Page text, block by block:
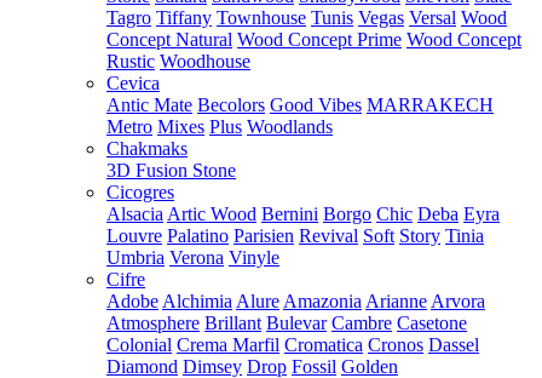
Tagro Tiffany Townhouse Tunis Vegas Versal Wood
Concept Natural Wood Concept Prime Wood Concept
Rustic Woodhouse
Cevica
Antic Mate Becolors Good Vibes MARRAKECH
Metro Mixes Plus Woodlands
Chakmaks
3D Fusion Stone
Cicogres
Alsacia Artic Wood Bernini Borgo Chic Deba Eyra
Louvre Palatino Parisien Revival Soft Story Tinia
Umbria Verona Vinyle
Cifre
Adobe Alchimia Alure Amazonia Arianne Arvora
Atmosphere Brillant Bulevar Cambre Casetone
Colonial Crema Marfil Cromatica Cronos Dassel
Diamond Dimsey Drop Fossil Golden